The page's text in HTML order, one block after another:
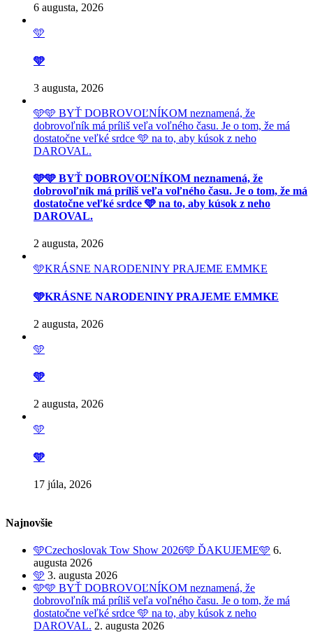
6 augusta, 2026
🩵
🩵
3 augusta, 2026
🩵🩵 BYŤ DOBROVOĽNÍKOM neznamená, že
dobrovoľník má príliš veľa voľného času. Je o tom, že má
dostatočne veľké srdce 🩵 na to, aby kúsok z neho
DAROVAL.
🩵🩵 BYŤ DOBROVOĽNÍKOM neznamená, že
dobrovoľník má príliš veľa voľného času. Je o tom, že má
dostatočne veľké srdce 🩵 na to, aby kúsok z neho
DAROVAL.
2 augusta, 2026
🩵KRÁSNE NARODENINY PRAJEME EMMKE
🩵KRÁSNE NARODENINY PRAJEME EMMKE
2 augusta, 2026
🩵
🩵
2 augusta, 2026
🩵
🩵
17 júla, 2026
Najnovšie
🩵Czechoslovak Tow Show 2026🩵 ĎAKUJEME🩵 6.
augusta 2026
🩵 3. augusta 2026
🩵🩵 BYŤ DOBROVOĽNÍKOM neznamená, že
dobrovoľník má príliš veľa voľného času. Je o tom, že má
dostatočne veľké srdce 🩵 na to, aby kúsok z neho
DAROVAL. 2. augusta 2026